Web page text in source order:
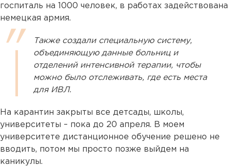
госпиталь на 1000 человек, в работах задействована
немецкая армия.
Также создали специальную систему,
объединяющую данные больниц и
отделений интенсивной терапии, чтобы
можно было отслеживать, где есть места
для ИВЛ.
На карантин закрыты все детсады, школы,
университеты – пока до 20 апреля. В моем
университете дистанционное обучение решено не
вводить, потом мы просто позже выйдем на
каникулы.